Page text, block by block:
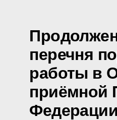
перечня
работы в
приёмной
Федерации